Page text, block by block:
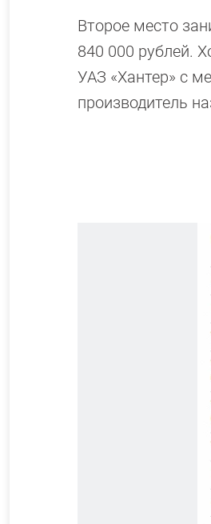
Второе место
840 000 рублей.
УАЗ «Хантер» с
производитель